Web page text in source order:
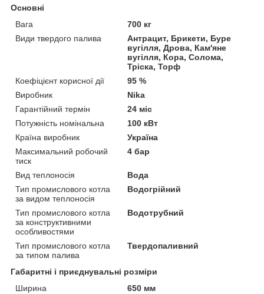
Основні
Вага
700 кг
Види твердого палива
Антрацит, Брикети, Буре
вугілля, Дрова, Кам'яне
вугілля, Кора, Солома,
Тріска, Торф
Коефіцієнт корисної дії
95 %
Виробник
Nika
Гарантійний термін
24 міс
Потужність номінальна
100 кВт
Країна виробник
Україна
Максимальний робочий
тиск
4 бар
Вид теплоносія
Вода
Тип промислового котла
за видом теплоносія
Водогрійний
Тип промислового котла
за конструктивними
особливостями
Водотрубний
Тип промислового котла
за типом палива
Твердопаливний
Габаритні і приєднувальні розміри
Ширина
650 мм